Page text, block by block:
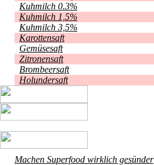
Kuhmilch 0.3%
Kuhmilch 1,5%
Kuhmilch 3,5%
Karottensaft
Gemüsesaft
Zitronensaft
Brombeersaft
Holundersaft
Machen Superfood wirklich gesünder